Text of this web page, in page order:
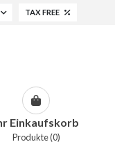
TAX FREE
Einkaufskorb
Produkte (0)